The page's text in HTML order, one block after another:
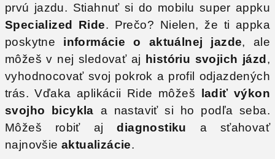
prvú jazdu. Stiahnuť si do mobilu super appku
Specialized Ride. Prečo? Nielen, že ti appka
poskytne informácie o aktuálnej jazde, ale
môžeš v nej sledovať aj históriu svojich jázd,
vyhodnocovať svoj pokrok a profil odjazdených
trás. Vďaka aplikácii Ride môžeš ladiť výkon
svojho bicykla a nastaviť si ho podľa seba.
Môžeš robiť ajdiagnostiku a sťahovať
najnovšieaktualizácie.